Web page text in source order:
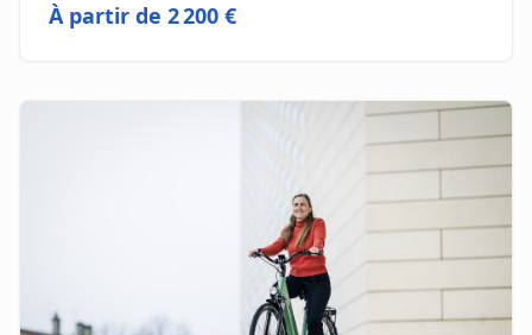
À partir de 2 200 €